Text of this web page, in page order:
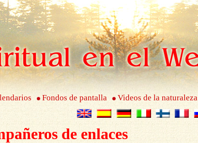
Fondos de pantalla Videos de la naturaleza
de enlaces